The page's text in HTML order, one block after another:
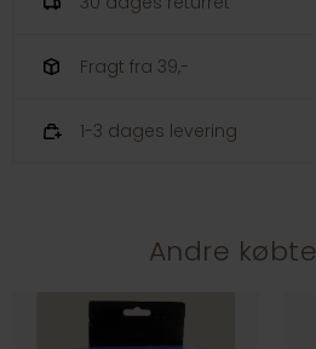
Fragt fra 39,-
1-3 dages levering
Andre